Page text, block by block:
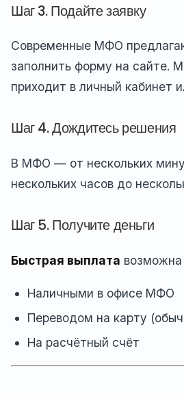
Шаг 3. Подайте заявку
Современные МФО
заполнить форму на сайте.
приходит в личный кабинет
Шаг 4. Дождитесь решения
В МФО — от нескольких
нескольких часов до
Шаг 5. Получите деньги
Быстрая выплата возможна
Наличными в офисе МФО
Переводом на карту
На расчётный счёт